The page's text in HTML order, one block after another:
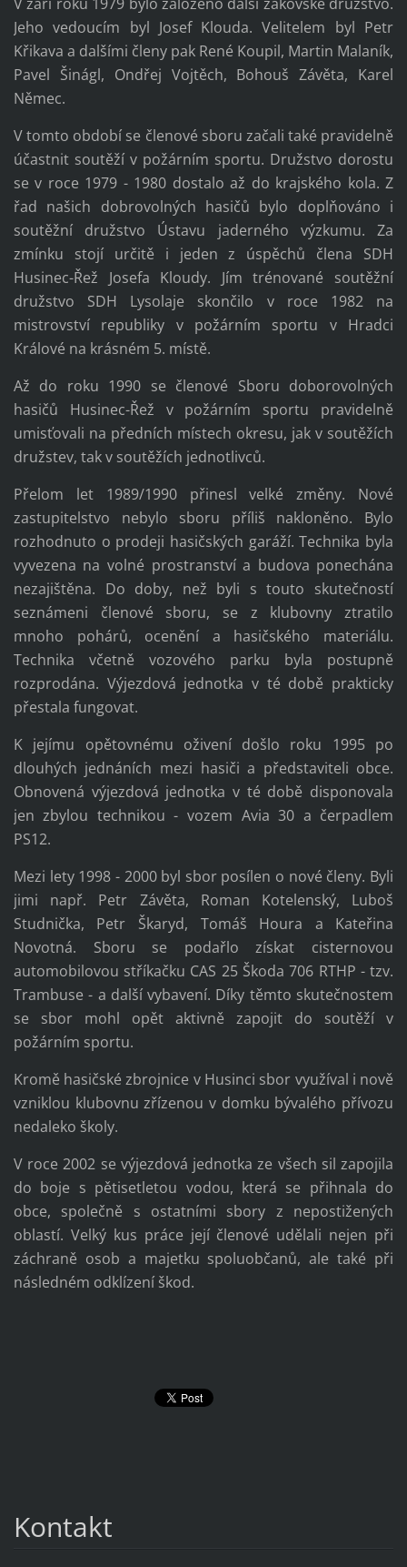
Jeho vedoucím byl Josef Klouda. Velitelem byl Petr
Křikava a dalšími členy pak René Koupil, Martin Malaník,
Pavel Šinágl, Ondřej Vojtěch, Bohouš Závěta, Karel
Němec.
V tomto období se členové sboru začali také pravidelně
účastnit soutěží v požárním sportu. Družstvo dorostu
se v roce 1979 - 1980 dostalo až do krajského kola. Z
řad našich dobrovolných hasičů bylo doplňováno i
soutěžní družstvo Ústavu jaderného výzkumu. Za
zmínku stojí určitě i jeden z úspěchů člena SDH
Husinec-Řež Josefa Kloudy. Jím trénované soutěžní
družstvo SDH Lysolaje skončilo v roce 1982 na
mistrovství republiky v požárním sportu v Hradci
Králové na krásném 5. místě.
Až do roku 1990 se členové Sboru doborovolných
hasičů Husinec-Řež v požárním sportu pravidelně
umisťovali na předních místech okresu, jak v soutěžích
družstev, tak v soutěžích jednotlivců.
Přelom let 1989/1990 přinesl velké změny. Nové
zastupitelstvo nebylo sboru příliš nakloněno. Bylo
rozhodnuto o prodeji hasičských garáží. Technika byla
vyvezena na volné prostranství a budova ponechána
nezajištěna. Do doby, než byli s touto skutečností
seznámeni členové sboru, se z klubovny ztratilo
mnoho pohárů, ocenění a hasičského materiálu.
Technika včetně vozového parku byla postupně
rozprodána. Výjezdová jednotka v té době prakticky
přestala fungovat.
K jejímu opětovnému oživení došlo roku 1995 po
dlouhých jednáních mezi hasiči a představiteli obce.
Obnovená výjezdová jednotka v té době disponovala
jen zbylou technikou - vozem Avia 30 a čerpadlem
PS12.
Mezi lety 1998 - 2000 byl sbor posílen o nové členy. Byli
jimi např. Petr Závěta, Roman Kotelenský, Luboš
Studnička, Petr Škaryd, Tomáš Houra a Kateřina
Novotná. Sboru se podařlo získat cisternovou
automobilovou stříkačku CAS 25 Škoda 706 RTHP - tzv.
Trambuse - a další vybavení. Díky těmto skutečnostem
se sbor mohl opět aktivně zapojit do soutěží v
požárním sportu.
Kromě hasičské zbrojnice v Husinci sbor využíval i nově
vzniklou klubovnu zřízenou v domku bývalého přívozu
nedaleko školy.
V roce 2002 se výjezdová jednotka ze všech sil zapojila
do boje s pětisetletou vodou, která se přihnala do
obce, společně s ostatními sbory z nepostižených
oblastí. Velký kus práce její členové udělali nejen při
záchraně osob a majetku spoluobčanů, ale také při
následném odklízení škod.
Kontakt